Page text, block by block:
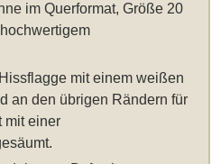
im Querformat, Größe 20
mit einem weißen
an den übrigen Rändern für
mit einer